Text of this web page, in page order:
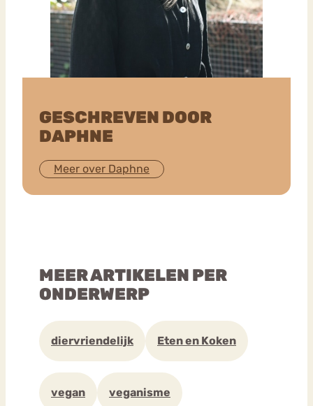
GESCHREVEN DOOR
DAPHNE
Meer over Daphne
MEER ARTIKELEN PER
ONDERWERP
diervriendelijk Eten en Koken
vegan veganisme